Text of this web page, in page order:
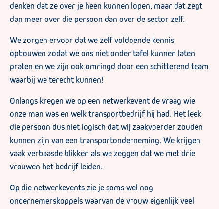
denken dat ze over je heen kunnen lopen, maar dat zegt
dan meer over die persoon dan over de sector zelf.
We zorgen ervoor dat we zelf voldoende kennis
opbouwen zodat we ons niet onder tafel kunnen laten
praten en we zijn ook omringd door een schitterend team
waarbij we terecht kunnen!
Onlangs kregen we op een netwerkevent de vraag wie
onze man was en welk transportbedrijf hij had. Het leek
die persoon dus niet logisch dat wij zaakvoerder zouden
kunnen zijn van een transportonderneming. We krijgen
vaak verbaasde blikken als we zeggen dat we met drie
vrouwen het bedrijf leiden.
Op die netwerkevents zie je soms wel nog
ondernemerskoppels waarvan de vrouw eigenlijk veel